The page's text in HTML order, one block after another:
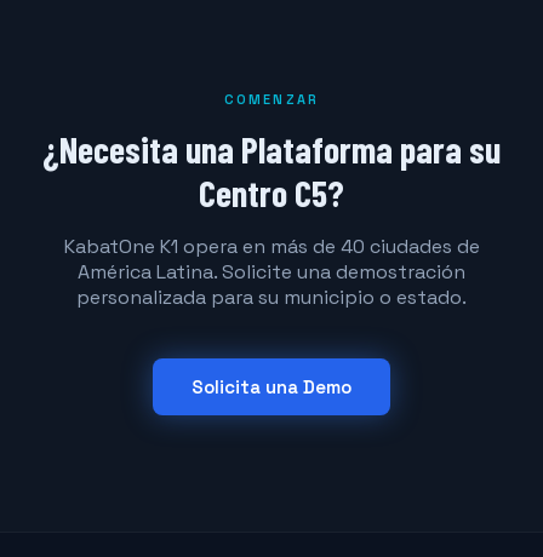
COMENZAR
¿Necesita una Plataforma para su
Centro C5?
KabatOne K1 opera en más de 40 ciudades de
América Latina. Solicite una demostración
personalizada para su municipio o estado.
Solicita una Demo